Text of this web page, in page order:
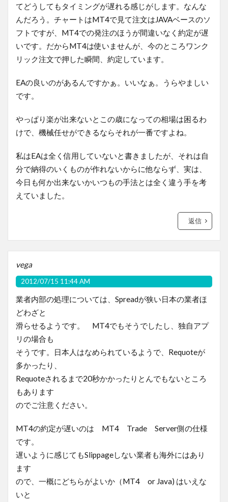
てどうしてもタイミングが遅れる感じがします。なんな
んだろう。チャートはMT4で見て注文はJAVAベースのソ
フトですが、MT4での発注のほうが間違いなく約定が遅
いです。だからMT4は使いませんが、今のところワンク
リック注文で押した瞬間、約定しています。
EAの良いのがあるんですかぁ。いいなぁ。うらやましい
です。
やっぱり楽が出来ないとこの歳になっての相場は困るわ
けで、機械任せができるならそれが一番ですよね。
私はEAは全く信用していないと書きましたが、それは自
分で納得のいくものが作れないからに他ならず、実は、
今日も何か出来ないかいつもの手法とは全く違う手を考
えていました。
返信
vega
2012/07/15 11:44 AM
業者内部の処理については、Spreadが狭い日本の業者ほ
どわざと
滑らせるようです。 MT4でもそうでしたし、独自アプ
リの場合も
そうです。日本人はなめられているようで、Requoteが
多かったり、
Requoteされるまで20秒かかったりとんでもないところ
もあります
のでご注意ください。
MT4の約定が遅いのは MT4 Trade Server側の仕様
です。
遅いように感じてもSlippageしない業者も海外にはあり
ます
ので、一概にどちらがよいか（MT4 or Java) はいえな
いと